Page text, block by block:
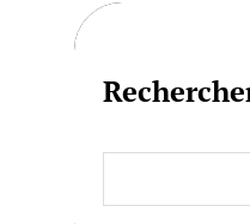
a